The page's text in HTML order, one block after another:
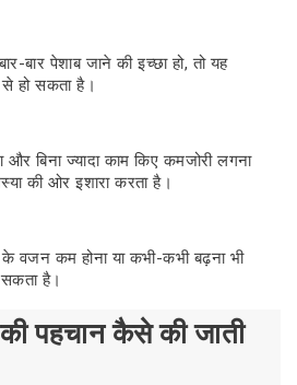
बार पेशाब जाने की इच्छा हो, तो यह
हो सकता है।
बिना ज्यादा काम किए कमजोरी लगना
की ओर इशारा करता है।
के वजन कम होना या कभी-कभी बढ़ना भी
है।
पहचान कैसे की जाती